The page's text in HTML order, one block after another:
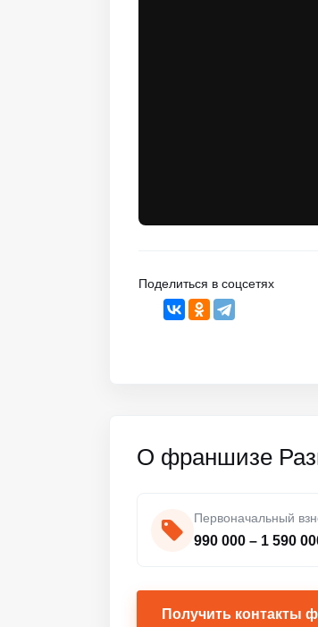
Поделиться в соцсетях
О франшизе
Первоначальный
990 000 – 1 590
Получить контакты